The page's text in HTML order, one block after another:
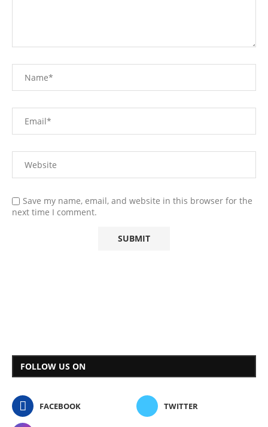
Save my name, email, and website in this browser for the
next time I comment.
FOLLOW US ON
FACEBOOK TWITTER